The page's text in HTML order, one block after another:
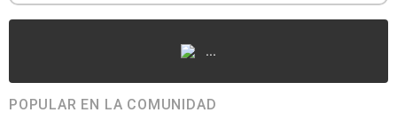
...
POPULAR EN LA COMUNIDAD